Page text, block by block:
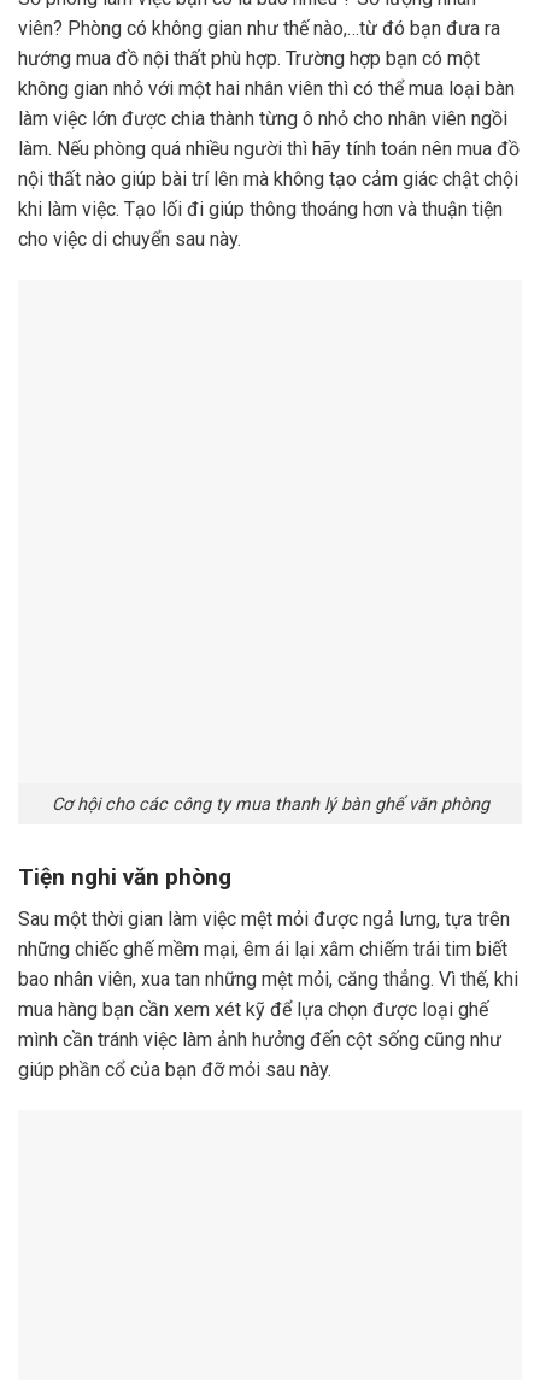
viên? Phòng có không gian như thế nào,…từ đó bạn đưa ra
hướng mua đồ nội thất phù hợp. Trường hợp bạn có một
không gian nhỏ với một hai nhân viên thì có thể mua loại bàn
làm việc lớn được chia thành từng ô nhỏ cho nhân viên ngồi
làm. Nếu phòng quá nhiều người thì hãy tính toán nên mua đồ
nội thất nào giúp bài trí lên mà không tạo cảm giác chật chội
khi làm việc. Tạo lối đi giúp thông thoáng hơn và thuận tiện
cho việc di chuyển sau này.
Cơ hội cho các công ty mua thanh lý bàn ghế văn phòng
Tiện nghi văn phòng
Sau một thời gian làm việc mệt mỏi được ngả lưng, tựa trên
những chiếc ghế mềm mại, êm ái lại xâm chiếm trái tim biết
bao nhân viên, xua tan những mệt mỏi, căng thẳng. Vì thế, khi
mua hàng bạn cần xem xét kỹ để lựa chọn được loại ghế
mình cần tránh việc làm ảnh hưởng đến cột sống cũng như
giúp phần cổ của bạn đỡ mỏi sau này.